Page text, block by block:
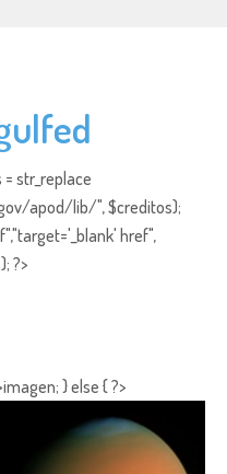
str_replace
apod/lib/", $creditos);
href",
?>
} else { ?>